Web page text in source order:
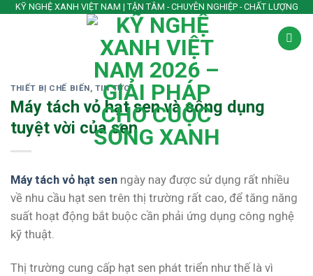
SkipKỸ NGHỆ XANH VIỆT NAM | TẬN TÂM - CHUYÊN NGHIỆP - CHẤT LƯỢNG
THIẾT BỊ CHẾ BIẾN,TIN TỨC
Máy tách vỏ hạt sen và công dụng
tuyệt vời của sen
Máy tách vỏ hạt sen ngày nay được sử dụng rất nhiều
về nhu cầu hạt sen trên thị trường rất cao, để tăng năng
suất hoạt động bắt buộc cần phải ứng dụng công nghệ
kỹ thuật.
Thị trường cung cấp hạt sen phát triển như thế là vì